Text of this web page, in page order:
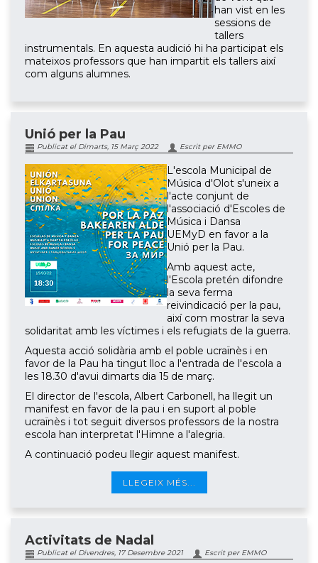
han vist en les
sessions de
tallers
instrumentals. En aquesta audició hi ha participat els
mateixos professors que han impartit els tallers així
com alguns alumnes.
Unió per la Pau
Publicat el Dimarts, 15 Març 2022 Escrit per EMMO
L'escola Municipal de
Música d'Olot s'uneix a
l'acte conjunt de
l'associació d'Escoles de
Música i Dansa
UEMyD en favor a la
Unió per la Pau.
Amb aquest acte,
l'Escola pretén difondre
la seva ferma
reivindicació per la pau,
així com mostrar la seva
solidaritat amb les víctimes i els refugiats de la guerra.
Aquesta acció solidària amb el poble ucraïnès i en
favor de la Pau ha tingut lloc a l'entrada de l'escola a
les 18.30 d'avui dimarts dia 15 de març.
El director de l'escola, Albert Carbonell, ha llegit un
manifest en favor de la pau i en suport al poble
ucraïnès i tot seguit diversos professors de la nostra
escola han interpretat l'Himne a l'alegria.
A continuació podeu llegir aquest manifest.
LLEGEIX MÉS...
Activitats de Nadal
Publicat el Divendres, 17 Desembre 2021 Escrit per EMMO